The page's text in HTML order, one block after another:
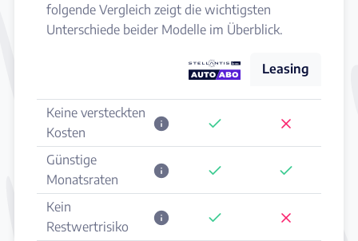
folgende Vergleich zeigt die wichtigsten
Unterschiede beider Modelle im Überblick.
Leasing
Keine versteckten
Kosten
Günstige
Monatsraten
Kein
Restwertrisiko